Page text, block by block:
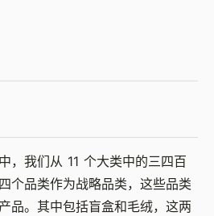
，我们从 11 个大类中的三四百
个品类作为战略品类，这些品类
品。其中包括盲盒和毛绒，这两